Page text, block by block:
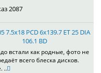
2087
7.5x18 PCD 6x139.7 ET 25 DIA
106.1 BD
встали как родные, фото не
всего блеска дисков.
..